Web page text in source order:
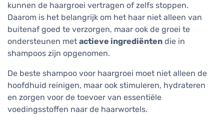
kunnen de haargroei vertragen of zelfs stoppen.
Daarom is het belangrijk om het haar niet alleen van
buitenaf goed te verzorgen, maar ook de groei te
ondersteunen met actieve ingrediënten die in
shampoos zijn opgenomen.
De beste shampoo voor haargroei moet niet alleen de
hoofdhuid reinigen, maar ook stimuleren, hydrateren
en zorgen voor de toevoer van essentiële
voedingsstoffen naar de haarwortels.